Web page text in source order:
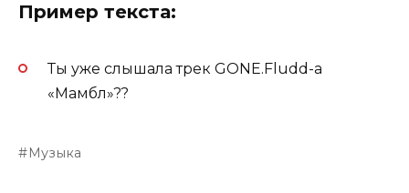
Пример текста:
Ты уже слышала трек GONE.Fludd-а
«Мамбл»??
Музыка